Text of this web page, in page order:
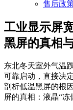
售后政
工业显示屏
黑屏的真相
东北冬天室外气温
可靠启动，直接决
剖析低温黑屏的根
屏的真相：液晶“